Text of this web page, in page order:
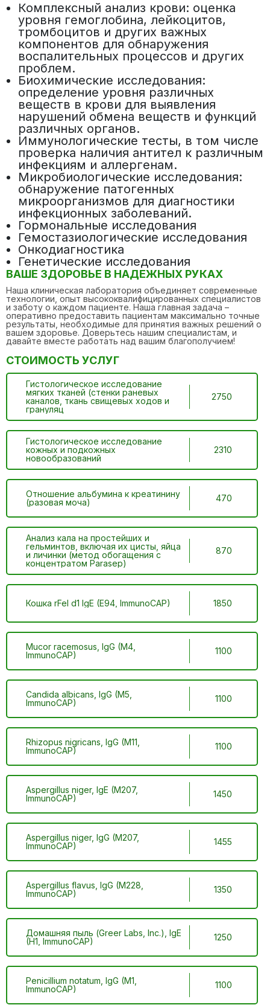
Комплексный анализ крови: оценка
уровня гемоглобина, лейкоцитов,
тромбоцитов и других важных
компонентов для обнаружения
воспалительных процессов и других
проблем.
Биохимические исследования:
определение уровня различных
веществ в крови для выявления
нарушений обмена веществ и функций
различных органов.
Иммунологические тесты, в том числе
проверка наличия антител к различным
инфекциям и аллергенам.
Микробиологические исследования:
обнаружение патогенных
микроорганизмов для диагностики
инфекционных заболеваний.
Гормональные исследования
Гемостазиологические исследования
Онкодиагностика
Генетические исследования
ВАШЕ ЗДОРОВЬЕ В НАДЕЖНЫХ РУКАХ
Наша клиническая лаборатория объединяет современные
технологии, опыт высококвалифицированных специалистов
и заботу о каждом пациенте. Наша главная задача –
оперативно предоставить пациентам максимально точные
результаты, необходимые для принятия важных решений о
вашем здоровье. Доверьтесь нашим специалистам, и
давайте вместе работать над вашим благополучием!
СТОИМОСТЬ УСЛУГ
Гистологическое исследование
мягких тканей (стенки раневых
каналов, ткань свищевых ходов и
грануляц
2750
Гистологическое исследование
кожных и подкожных
новообразований
2310
Отношение альбумина к креатинину
(разовая моча)
470
Анализ кала на простейших и
гельминтов, включая их цисты, яйца
и личинки (метод обогащения с
концентратом Parasep)
870
Кошка rFel d1 IgE (E94, ImmunoCAP) 1850
Mucor racemosus, IgG (M4,
ImmunoCAP)
1100
Candida albicans, IgG (M5,
ImmunoCAP)
1100
Rhizopus nigricans, IgG (M11,
ImmunoCAP)
1100
Aspergillus niger, IgE (M207,
ImmunoCAP)
1450
Aspergillus niger, IgG (M207,
ImmunoCAP)
1455
Aspergillus flavus, IgG (M228,
ImmunoCAP)
1350
Домашняя пыль (Greer Labs, Inc.), IgE
(H1, ImmunoCAP)
1250
Penicillium notatum, IgG (M1,
ImmunoCAP)
1100